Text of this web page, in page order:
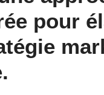
pour